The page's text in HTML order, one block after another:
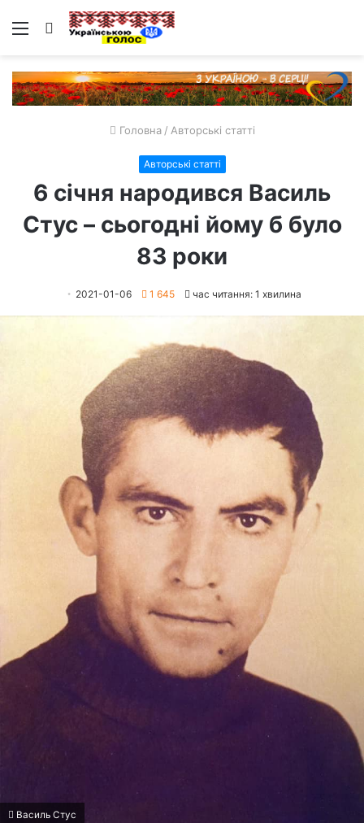
Меню Пошук
Головна / Авторські статті
Авторські статті
6 січня народився Василь
Стус – сьогодні йому б було
83 роки
2021-01-06 1 645 час читання: 1 хвилина
Василь Стус